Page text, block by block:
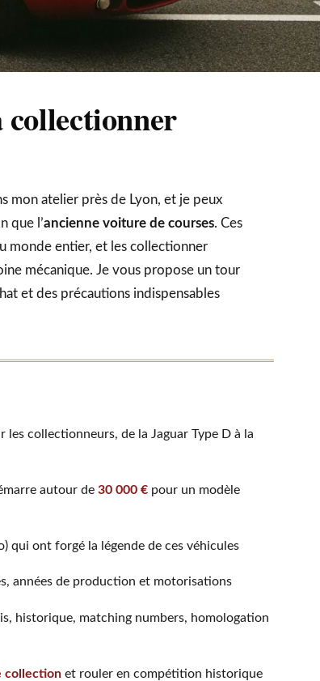
collectionner
mon atelier près de Lyon, et je peux
que l’ancienne voiture de courses. Ces
monde entier, et les collectionner
mécanique. Je vous propose un tour
et des précautions indispensables
les collectionneurs, de la Jaguar Type D à la
autour de 30 000 €pour un modèle
qui ont forgé la légende de ces véhicules
années de production et motorisations
historique, matching numbers, homologation
collectionet rouler en compétition historique